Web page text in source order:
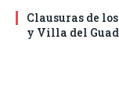
Clausuras de
y Villa del